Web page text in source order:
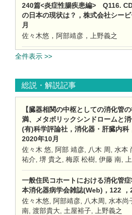
240篇<炎症性腸疾患編> Q116.
の日本の現状は？，株式会社シー
月
佐々木悠，阿部靖彦，上野義之
全件表示 >>
総説・解説記事
【臓器相関の中枢としての消化管
満、メタボリックシンドロームと
(有)科学評論社，消化器・肝臓内科
2020年10月
佐々木 悠, 阿部 靖彦, 八木 周, 水本
祐介, 堺 貴之, 梅原 松樹, 伊藤 南,
一般住民コホートにおける消化管
本消化器病学会雑誌(Web)，122 ，
佐々木悠, 阿部靖彦, 八木周, 水本尚
南, 渡部貴大, 土屋裕子, 上野義之